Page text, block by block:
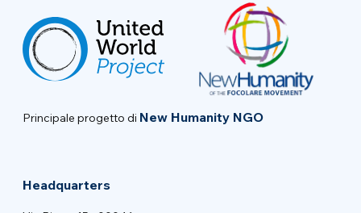
Principale progetto di New Humanity NGO
Headquarters